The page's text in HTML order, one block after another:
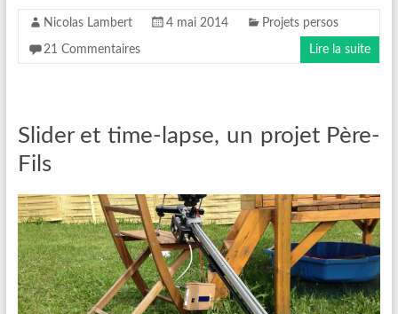
Nicolas Lambert 4 mai 2014 Projets persos
21 Commentaires Lire la suite
Slider et time-lapse, un projet Père-
Fils